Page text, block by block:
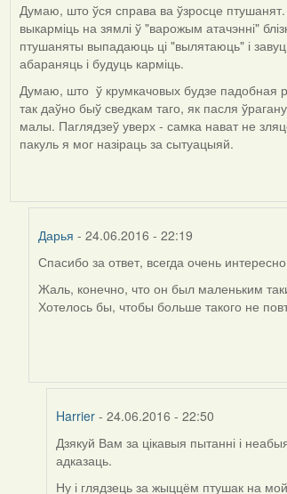
In
reply
to
by
Дарья
Думаю, што ўся справа ва ўзросце птушанят.
выкарміць на зямлі ў "варожым атачэнні"
птушаняты выпадаюць ці "вылятаюць" і
абараняць і будуць карміць.
Думаю, што ў крумкачовых будзе падобная
так даўно быў сведкам таго, як пасля
малы. Паглядзеў уверх - самка нават не
пакуль я мог назіраць за сытуацыяй.
Дарья - 24.06.2016 - 22:19
In
reply
to
Спасибо за ответ, всегда очень
Жаль, конечно, что он был маленьким
Хотелось бы, чтобы больше такого не
Harrier - 24.06.2016 - 22:50
In
reply
to
Дзякуй Вам за цікавыя пытанні і
адказаць.
Ну і глядзець за жыццём птушак на